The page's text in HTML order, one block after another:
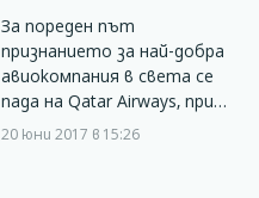
За пореден път
признанието за най-добра
авиокомпания в света се
пада на Qatar Airways, при…
20 юни 2017 в 15:26